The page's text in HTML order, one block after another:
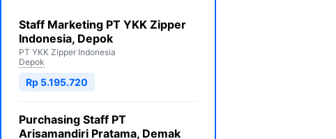
Staff Marketing PT YKK Zipper
Indonesia, Depok
PT YKK Zipper Indonesia
Depok
Rp 5.195.720
Purchasing Staff PT
Arisamandiri Pratama, Demak